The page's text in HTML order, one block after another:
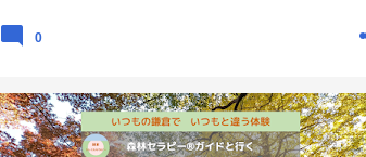
0
ハイキング 山歩 募集要項 北鎌倉